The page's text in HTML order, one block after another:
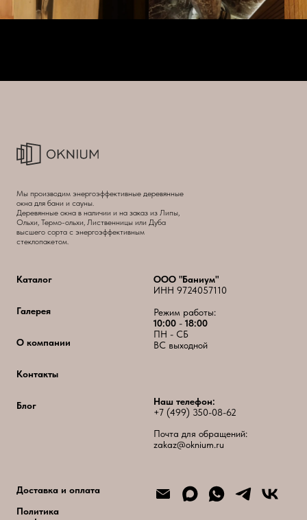
Мы производим энергоэффективные деревянные
окна для бани и сауны.
Деревянные окна в наличии и на заказ из Липы,
Ольхи, Термо-ольхи, Лиственницы или Дуба
высшего сорта с энергоэффективным
стеклопакетом.
Каталог
Галерея
О компании
Контакты
Блог
ООО "Баниум"
ИНН 9724057110
Режим работы:
10:00 - 18:00
ПН - СБ
ВС выходной
Наш телефон:
+7 (499) 350-08-62
Почта для обращений:
zakaz@oknium.ru
Доставка и оплата
Политика